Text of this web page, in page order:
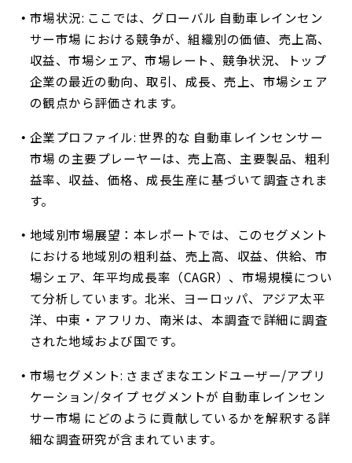
市場状況: ここでは、グローバル 自動車レインセン
サー市場 における競争が、組織別の価値、売上高、
収益、市場シェア、市場レート、競争状況、トップ
企業の最近の動向、取引、成長、売上、市場シェア
の観点から評価されます。
企業プロファイル: 世界的な 自動車レインセンサー
市場 の主要プレーヤーは、売上高、主要製品、粗利
益率、収益、価格、成長生産に基づいて調査されま
す。
地域別市場展望：本レポートでは、このセグメント
における地域別の粗利益、売上高、収益、供給、市
場シェア、年平均成長率（CAGR）、市場規模につい
て分析しています。北米、ヨーロッパ、アジア太平
洋、中東・アフリカ、南米は、本調査で詳細に調査
された地域および国です。
市場セグメント: さまざまなエンドユーザー/アプリ
ケーション/タイプ セグメントが 自動車レインセン
サー市場 にどのように貢献しているかを解釈する詳
細な調査研究が含まれています。